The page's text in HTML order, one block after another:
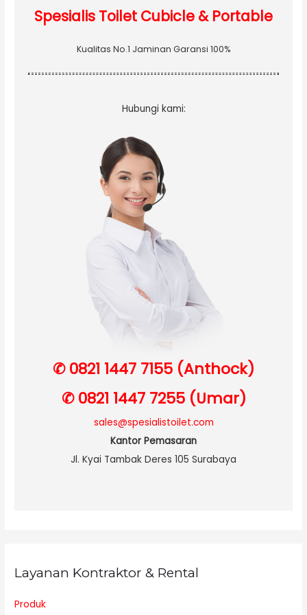
Spesialis Toilet Cubicle & Portable
Kualitas No.1 Jaminan Garansi 100%
Hubungi kami:
✆ 0821 1447 7155 (Anthock)
✆ 0821 1447 7255 (Umar)
sales@spesialistoilet.com
Kantor Pemasaran
Jl. Kyai Tambak Deres 105 Surabaya
Layanan Kontraktor & Rental
Produk